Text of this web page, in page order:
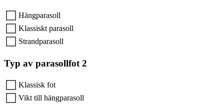
Hängparasoll
Klassiskt parasoll
Strandparasoll
Typ av parasollfot 2
Klassisk fot
Vikt till hängparasoll